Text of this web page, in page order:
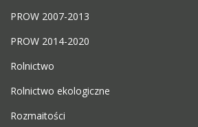
PROW 2007-2013
PROW 2014-2020
Rolnictwo
Rolnictwo ekologiczne
Rozmaitości